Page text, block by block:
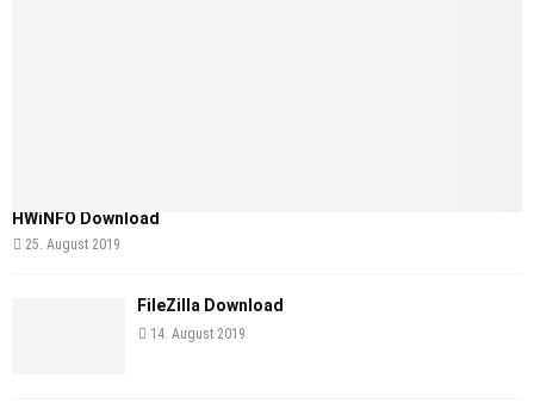
HWiNFO Download
25. August 2019
FileZilla Download
14. August 2019